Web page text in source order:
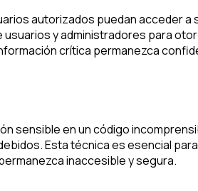
autorizados puedan acceder
y administradores para
crítica permanezca
en un código
Esta técnica es esencial
inaccesible y segura.